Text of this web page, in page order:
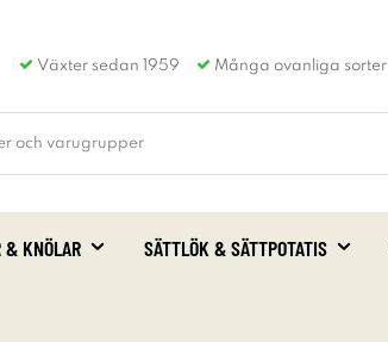
Växter sedan 1959 Många ovanliga sorter
& KNÖLAR SÄTTLÖK & SÄTTPOTATIS